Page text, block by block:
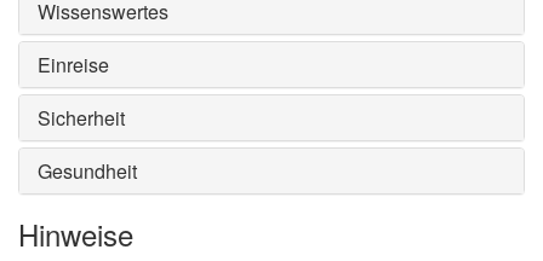
Wissenswertes
Einreise
Sicherheit
Gesundheit
Hinweise